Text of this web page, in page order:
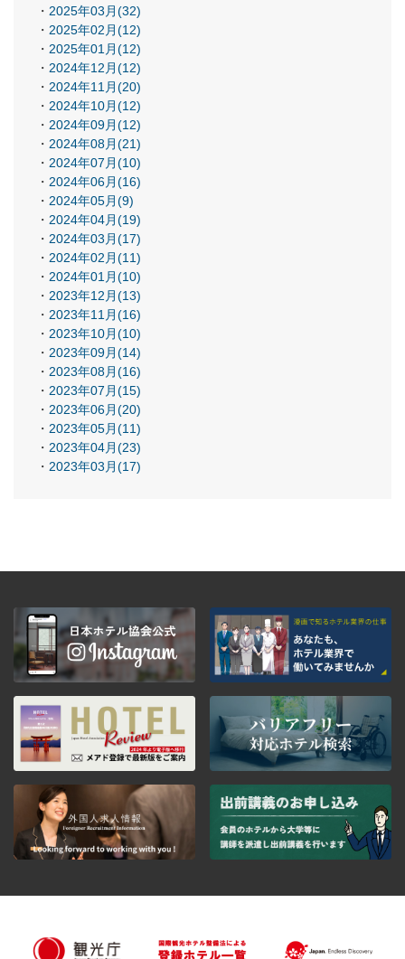
2025年03月(32)
2025年02月(12)
2025年01月(12)
2024年12月(12)
2024年11月(20)
2024年10月(12)
2024年09月(12)
2024年08月(21)
2024年07月(10)
2024年06月(16)
2024年05月(9)
2024年04月(19)
2024年03月(17)
2024年02月(11)
2024年01月(10)
2023年12月(13)
2023年11月(16)
2023年10月(10)
2023年09月(14)
2023年08月(16)
2023年07月(15)
2023年06月(20)
2023年05月(11)
2023年04月(23)
2023年03月(17)